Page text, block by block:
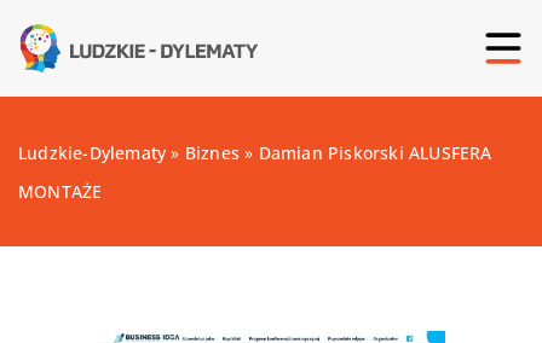
Ludzkie-Dylematy » Biznes » Damian Piskorski ALUSFERA
MONTAŻE